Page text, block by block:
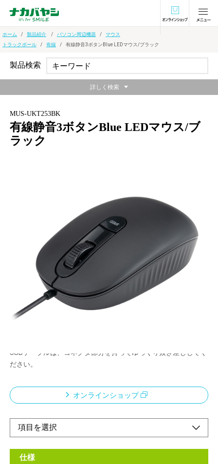
オンラインショ
ホーム 製品紹介 パソコン周辺機器
マウス
トラックボール
有線 有線静音3ボタンBlue LEDマウス/ブラック
MUS-UKT253BK
有線静音3ボタンBlue LEDマウス/ブ
ラック
メーカー希望小売価格：
¥1,550 + 税
面倒な設定不要。 PCにケーブルを挿すだけでご使用いただけま
全ボタン静音仕様
読み取り能力の高いBlueLEDセンサー。
USBケーブルは、コネクタ部分を持ってゆっくり抜き差ししてく
ださい。
オンラインショップ
仕様
製品検索
詳しく検索